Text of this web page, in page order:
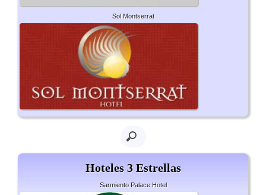
Sol Montserrat
Hoteles 3 Estrellas
Sarmiento Palace Hotel